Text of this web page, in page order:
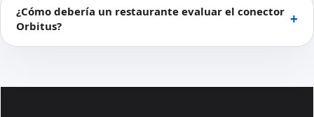
¿Cómo debería un restaurante evaluar el conector
Orbitus?